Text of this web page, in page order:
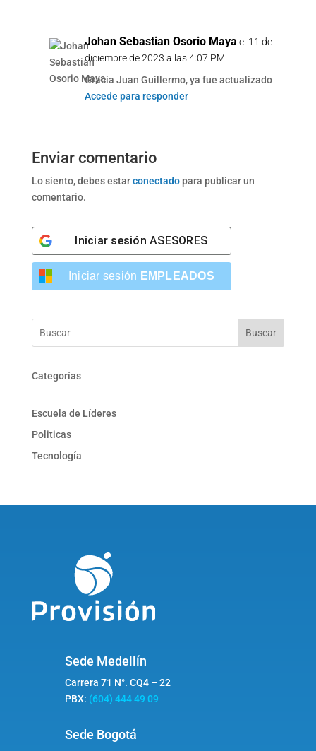
Johan Sebastian Osorio Maya el 11 de
diciembre de 2023 a las 4:07 PM
Gracia Juan Guillermo, ya fue actualizado
Accede para responder
Enviar comentario
Lo siento, debes estarconectadopara publicar un
comentario.
Iniciar sesiónASESORES
Iniciar sesión EMPLEADOS
Buscar
Categorías
Escuela de Líderes
Politicas
Tecnología
Sede Medellín
Carrera 71 N°. CQ4 – 22
PBX: (604) 444 49 09
Sede Bogotá